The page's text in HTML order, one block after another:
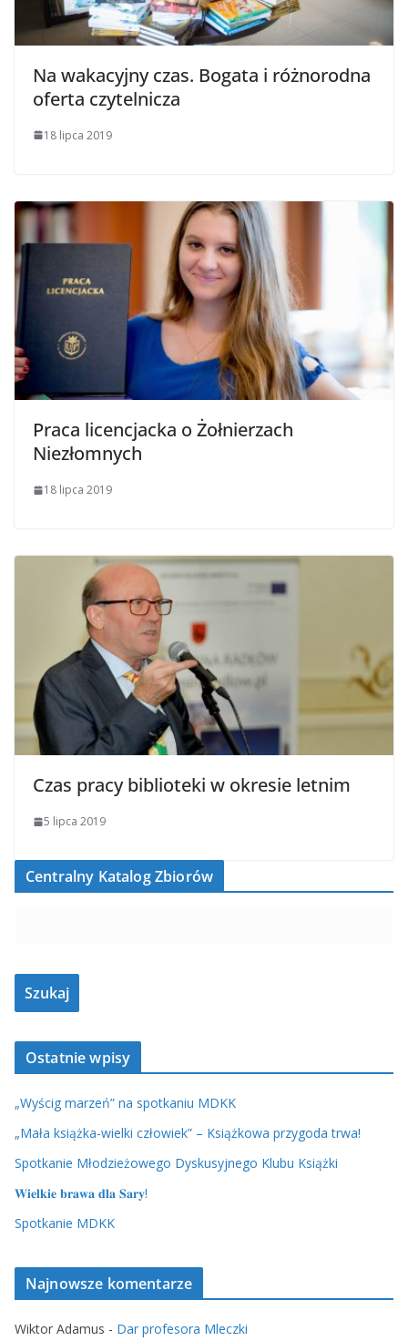
Na wakacyjny czas. Bogata i różnorodna
oferta czytelnicza
18 lipca 2019
Praca licencjacka o Żołnierzach
Niezłomnych
18 lipca 2019
Czas pracy biblioteki w okresie letnim
5 lipca 2019
Centralny Katalog Zbiorów
Ostatnie wpisy
„Wyścig marzeń” na spotkaniu MDKK
„Mała książka-wielki człowiek” – Książkowa przygoda trwa!
Spotkanie Młodzieżowego Dyskusyjnego Klubu Książki
𝐖𝐢𝐞𝐥𝐤𝐢𝐞 𝐛𝐫𝐚𝐰𝐚 𝐝𝐥𝐚 𝐒𝐚𝐫𝐲!
Spotkanie MDKK
Najnowsze komentarze
Wiktor Adamus - Dar profesora Mleczki